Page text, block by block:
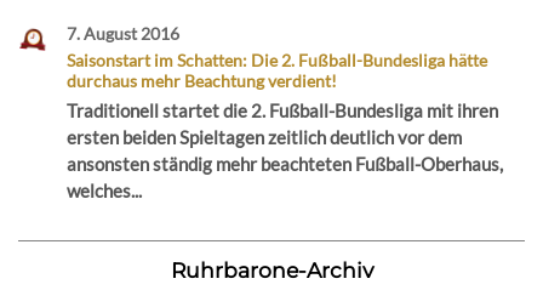
7. August 2016
Saisonstart im Schatten: Die 2. Fußball-Bundesliga hätte
durchaus mehr Beachtung verdient!
Traditionell startet die 2. Fußball-Bundesliga mit ihren
ersten beiden Spieltagen zeitlich deutlich vor dem
ansonsten ständig mehr beachteten Fußball-Oberhaus,
welches...
Ruhrbarone-Archiv